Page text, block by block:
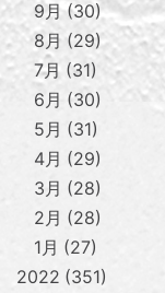
9月
30
8月 29
7月
31
6月
30
5月
31
4月
29
3月
28
2月
28
1月
27
2022 351